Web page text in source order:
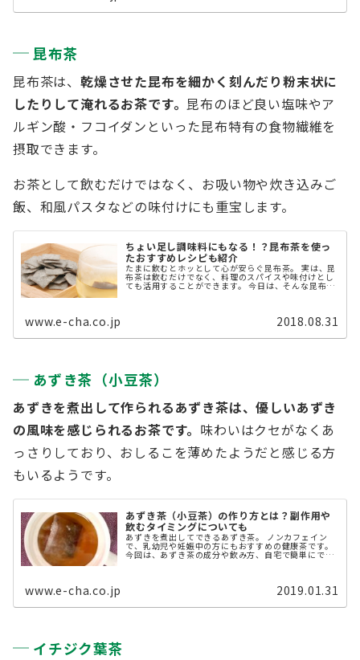
昆布茶
昆布茶は、 乾燥させた昆布を細かく刻んだり粉末状に
したりして淹れるお茶です。 昆布のほど良い塩味やア
ルギン酸・フコイダンといった昆布特有の食物繊維を
摂取できます。
お茶として飲むだけではなく、お吸い物や炊き込みご
飯、和風パスタなどの味付けにも重宝します。
ちょい足し調味料にもなる！？昆布茶を使っ
たおすすめレシピも紹介
たまに飲むとホッとして心が安らぐ昆布茶。 実は、昆
布茶は飲むだけでなく、料理のスパイスや味付けとし
ても活用することができます。 今日は、そんな昆布茶
www.e-cha.co.jp 2018.08.31
あずき茶（小豆茶）
あずきを煮出して作られるあずき茶は、優しいあずき
の風味を感じられるお茶です。 味わいはクセがなくあ
っさりしており、おしるこを薄めたようだと感じる方
もいるようです。
あずき茶（小豆茶）の作り方とは？副作用や
飲むタイミングについても
あずきを煮出してできるあずき茶。 ノンカフェイン
で、乳幼児や妊娠中の方にもおすすめの健康茶です。
今回は、あずき茶の成分や飲み方、自宅で簡単にでき
www.e-cha.co.jp 2019.01.31
イチジク葉茶